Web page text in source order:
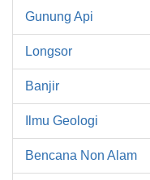
Gunung Api
Longsor
Banjir
Ilmu Geologi
Bencana Non Alam